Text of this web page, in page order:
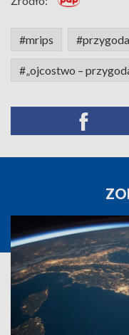
#mrips
#„ojcostwo –